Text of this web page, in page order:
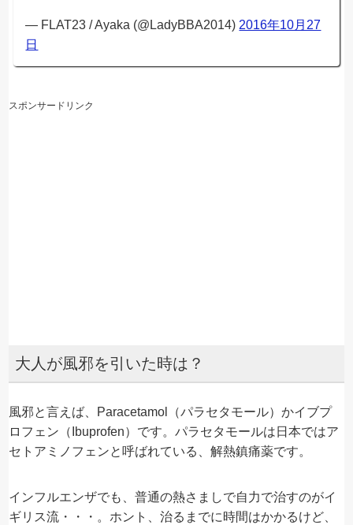
— FLAT23 / Ayaka (@LadyBBA2014) 2016年10月27
日
スポンサードリンク
大人が風邪を引いた時は？
風邪と言えば、Paracetamol（パラセタモール）かイブプ
ロフェン（Ibuprofen）です。パラセタモールは日本ではア
セトアミノフェンと呼ばれている、解熱鎮痛薬です。
インフルエンザでも、普通の熱さましで自力で治すのがイ
ギリス流・・・。ホント、治るまでに時間はかかるけど、